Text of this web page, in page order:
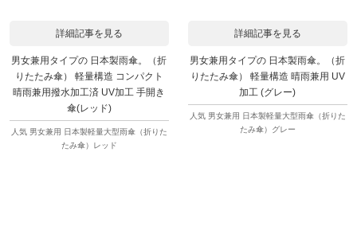
詳細記事を見る
男女兼用タイプの 日本製雨傘。（折
りたたみ傘） 軽量構造 コンパクト
晴雨兼用撥水加工済 UV加工 手開き
傘(レッド)
人気 男女兼用 日本製軽量大型雨傘（折りた
たみ傘）レッド
詳細記事を見る
男女兼用タイプの 日本製雨傘。（折
りたたみ傘） 軽量構造 晴雨兼用 UV
加工 (グレー)
人気 男女兼用 日本製軽量大型雨傘（折りた
たみ傘）グレー